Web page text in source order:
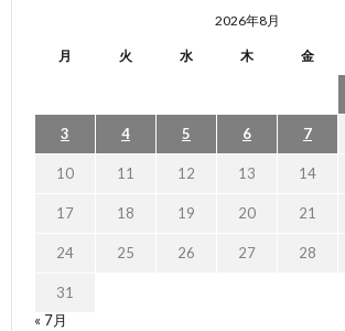
2026年8月
月 火 水 木 金
3 4 5 6 7
10 11 12 13 14
17 18 19 20 21
24 25 26 27 28
31
« 7月